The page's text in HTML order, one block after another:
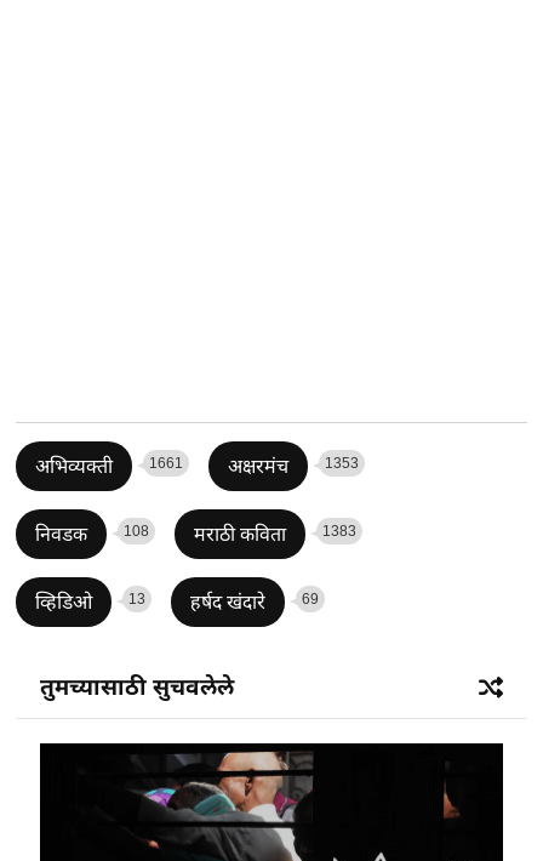
अभिव्यक्ती 1661 अक्षरमंच 1353
निवडक 108 मराठी कविता 1383
व्हिडिओ 13 हर्षद खंदारे 69
तुमच्यासाठी सुचवलेले